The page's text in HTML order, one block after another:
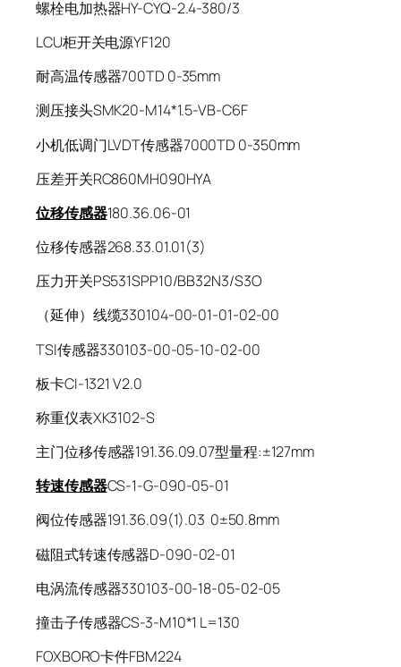
螺栓电加热器HY-CYQ-2.4-380/3
LCU柜开关电源YF120
耐高温传感器700TD 0-35mm
测压接头SMK20-M14*1.5-VB-C6F
小机低调门LVDT传感器7000TD 0-350mm
压差开关RC860MH090HYA
位移传感器180.36.06-01
位移传感器268.33.01.01(3)
压力开关PS531SPP10/BB32N3/S3O
（延伸）线缆330104-00-01-01-02-00
TSI传感器330103-00-05-10-02-00
板卡CI-1321 V2.0
称重仪表XK3102-S
主门位移传感器191.36.09.07型量程:±127mm
转速传感器CS-1-G-090-05-01
阀位传感器191.36.09(1).03 0±50.8mm
磁阻式转速传感器D-090-02-01
电涡流传感器330103-00-18-05-02-05
撞击子传感器CS-3-M10*1 L=130
FOXBORO卡件FBM224